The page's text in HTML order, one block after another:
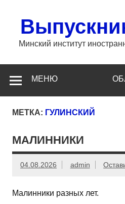
содержимому
Минский институт
МЕНЮ
МЕТКА: ГУЛИНСКИЙ
МАЛИННИКИ
04.08.2026 admin
Малинники разных лет.